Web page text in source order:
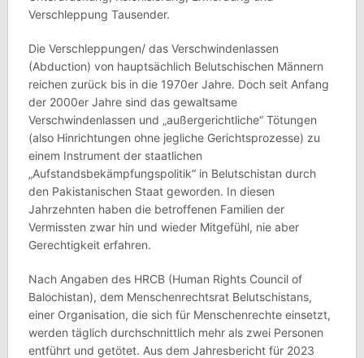
Verschleppung Tausender.
Die Verschleppungen/ das Verschwindenlassen
(Abduction) von hauptsächlich Belutschischen Männern
reichen zurück bis in die 1970er Jahre. Doch seit Anfang
der 2000er Jahre sind das gewaltsame
Verschwindenlassen und „außergerichtliche“ Tötungen
(also Hinrichtungen ohne jegliche Gerichtsprozesse) zu
einem Instrument der staatlichen
„Aufstandsbekämpfungspolitik“ in Belutschistan durch
den Pakistanischen Staat geworden. In diesen
Jahrzehnten haben die betroffenen Familien der
Vermissten zwar hin und wieder Mitgefühl, nie aber
Gerechtigkeit erfahren.
Nach Angaben des HRCB (Human Rights Council of
Balochistan), dem Menschenrechtsrat Belutschistans,
einer Organisation, die sich für Menschenrechte einsetzt,
werden täglich durchschnittlich mehr als zwei Personen
entführt und getötet. Aus dem Jahresbericht für 2023